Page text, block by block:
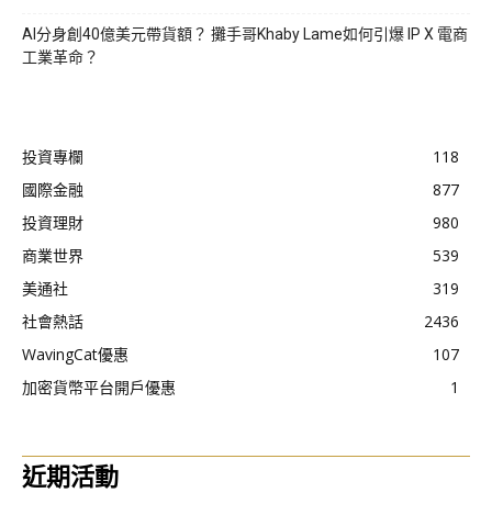
AI分身創40億美元帶貨額？ 攤手哥Khaby Lame如何引爆 IP X 電商
工業革命？
投資專欄
118
國際金融
877
投資理財
980
商業世界
539
美通社
319
社會熱話
2436
WavingCat優惠
107
加密貨幣平台開戶優惠
1
近期活動